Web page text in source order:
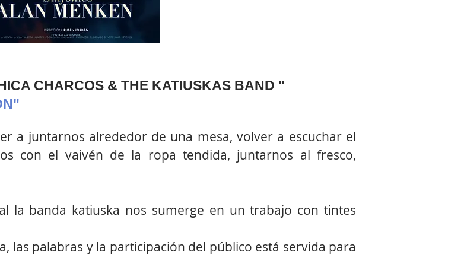
CHARCOS & THE KATIUSKAS BAND "
a juntarnos alrededor de una mesa, volver a escuchar el
con el vaivén de la ropa tendida, juntarnos al fresco,
la banda katiuska nos sumerge en un trabajo con tintes
las palabras y la participación del público está servida para